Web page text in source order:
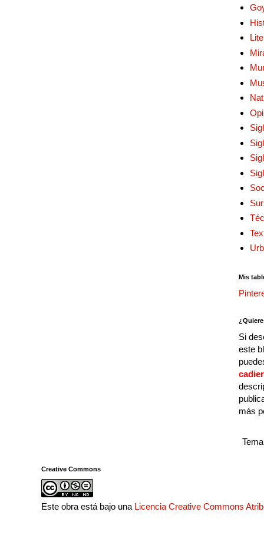
Mis
Si
este
más
Creative Commons
Este obra está bajo una Licencia Creative Commons